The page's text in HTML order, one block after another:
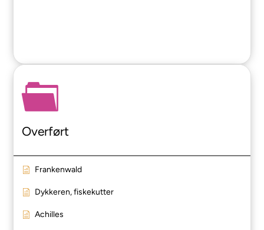
Overført
Frankenwald
Dykkeren, fiskekutter
Achilles